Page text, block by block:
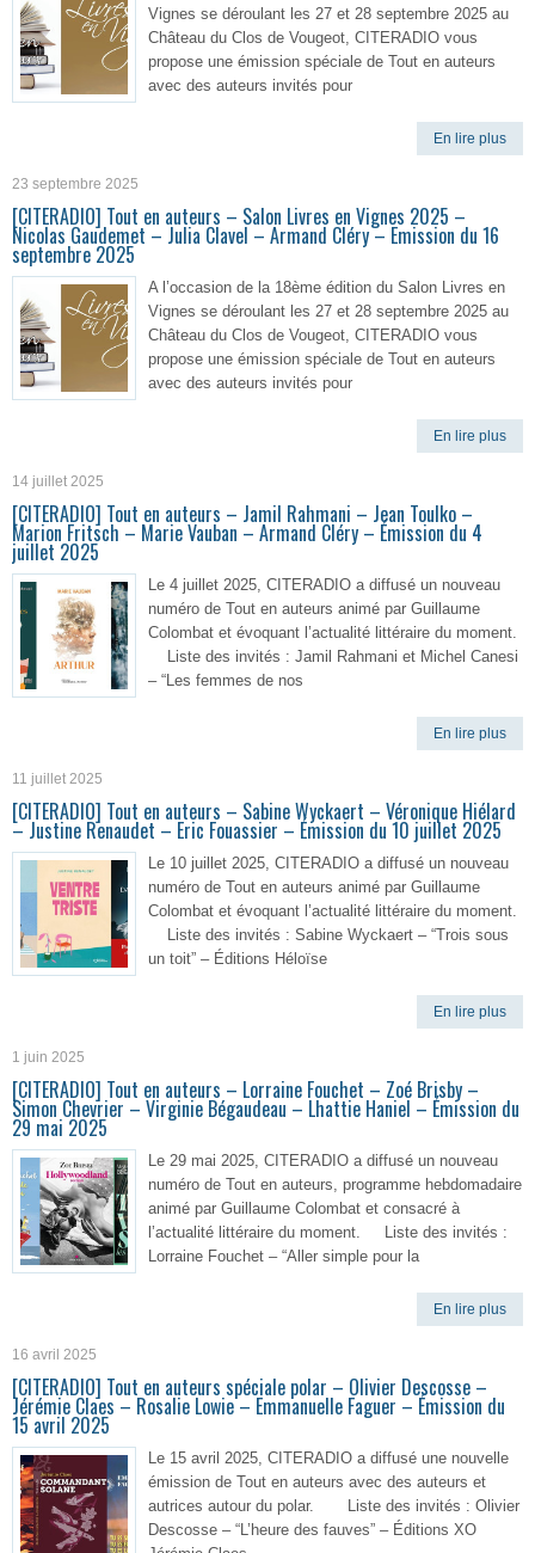
Vignes se déroulant les 27 et 28 septembre 2025 au
Château du Clos de Vougeot, CITERADIO vous
propose une émission spéciale de Tout en auteurs
avec des auteurs invités pour
En lire plus
23 septembre 2025
[CITERADIO] Tout en auteurs – Salon Livres en Vignes 2025 –
Nicolas Gaudemet – Julia Clavel – Armand Cléry – Emission du 16
septembre 2025
A l’occasion de la 18ème édition du Salon Livres en
Vignes se déroulant les 27 et 28 septembre 2025 au
Château du Clos de Vougeot, CITERADIO vous
propose une émission spéciale de Tout en auteurs
avec des auteurs invités pour
En lire plus
14 juillet 2025
[CITERADIO] Tout en auteurs – Jamil Rahmani – Jean Toulko –
Marion Fritsch – Marie Vauban – Armand Cléry – Émission du 4
juillet 2025
Le 4 juillet 2025, CITERADIO a diffusé un nouveau
numéro de Tout en auteurs animé par Guillaume
Colombat et évoquant l’actualité littéraire du moment.
Liste des invités : Jamil Rahmani et Michel Canesi
– “Les femmes de nos
En lire plus
11 juillet 2025
[CITERADIO] Tout en auteurs – Sabine Wyckaert – Véronique Hiélard
– Justine Renaudet – Eric Fouassier – Émission du 10 juillet 2025
Le 10 juillet 2025, CITERADIO a diffusé un nouveau
numéro de Tout en auteurs animé par Guillaume
Colombat et évoquant l’actualité littéraire du moment.
Liste des invités : Sabine Wyckaert – “Trois sous
un toit” – Éditions Héloïse
En lire plus
1 juin 2025
[CITERADIO] Tout en auteurs – Lorraine Fouchet – Zoé Brisby –
Simon Chevrier – Virginie Bégaudeau – Lhattie Haniel – Émission du
29 mai 2025
Le 29 mai 2025, CITERADIO a diffusé un nouveau
numéro de Tout en auteurs, programme hebdomadaire
animé par Guillaume Colombat et consacré à
l’actualité littéraire du moment. Liste des invités :
Lorraine Fouchet – “Aller simple pour la
En lire plus
16 avril 2025
[CITERADIO] Tout en auteurs spéciale polar – Olivier Descosse –
Jérémie Claes – Rosalie Lowie – Emmanuelle Faguer – Émission du
15 avril 2025
Le 15 avril 2025, CITERADIO a diffusé une nouvelle
émission de Tout en auteurs avec des auteurs et
autrices autour du polar. Liste des invités : Olivier
Descosse – “L’heure des fauves” – Éditions XO